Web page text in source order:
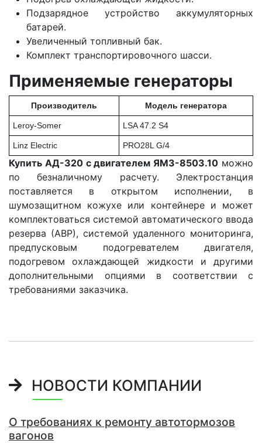
Подзарядное устройство аккумуляторных
батарей.
Увеличенный топливный бак.
Комплект транспортировочного шасси.
Применяемые генераторы
Производитель Модель генератора
Leroy-Somer LSA 47.2 S4
Linz Electric PRO28L G/4
Купить АД-320 с двигателем ЯМЗ-8503.10 можно
по безналичному расчету. Электростанция
поставляется в открытом исполнении, в
шумозащитном кожухе или контейнере и может
комплектоваться системой автоматического ввода
резерва (АВР), системой удаленного мониторинга,
предпусковым подогревателем двигателя,
подогревом охлаждающей жидкости и другими
дополнительными опциями в соответствии с
требованиями заказчика.
НОВОСТИ КОМПАНИИ
О требованиях к ремонту автотормозов
вагонов